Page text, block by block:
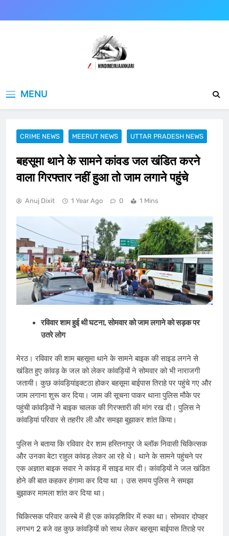
to
MENU
CRIME NEWS MEERUT NEWS UTTAR PRADESH NEWS
बहसूमा थाने के सामने कांवड जल खंडित करने
वाला गिरफ्तार नहीं हुआ तो जाम लगाने पहुंचे
Anuj Dixit 1 Year Ago 0 1 Mins
रविवार शाम हुई थी घटना, सोमवार को जाम लगाने को सड़क पर
उतरे लोग
मेरठ। रविवार की शाम बहसूमा थाने के सामने बाइक की साइड लगने से
खंडित हुए कांवड़ के जल को लेकर कांवड़ियों ने सोमवार को भी नाराजगी
जतायी। कुछ कांवड़ियांइक्टठा होकर बहसूमा बाईपास तिराहे पर पहुंचे गए और
जाम लगाना शुरू कर दिया। जाम की सूचना पाकर थाना पुलिस मौके पर
पहुंची कांवड़ियों ने बाइक चालक की गिरफ्तारी की मांग रख दी। पुलिस ने
कांवड़ियां परिवार से तहरीर ली और समझा बुझाकर शांत किया।
पुलिस ने बताया कि रविवार देर शाम ह​स्तिनापुर जे ब्लॉक निवासी चिकित्सक
और उनका बेटा राहुल कांवड़ लेकर आ रहे थे। थाने के सामने पहुंचने पर
एक अज्ञात बाइक सवार ने कांवड़ में साइड मार दी। कांवड़ियों ने जल खंडित
होने की बात कहकर हंगामा कर दिया था । उस समय पुलिस ने समझा
बुझाकर मामला शांत कर दिया था।
चिकित्सक परिवार कस्बे में ही एक कांवड़​शिविर में रुका था। सोमवार दोपहर
लगभग 2 बजे वह कुछ कांवड़ियों को साथ लेकर बहसूमा बाईपास तिराहे पर